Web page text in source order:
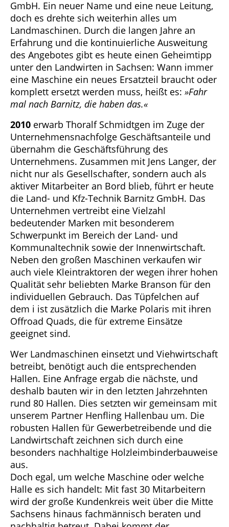
GmbH. Ein neuer Name und eine neue Leitung,
doch es drehte sich weiterhin alles um
Landmaschinen. Durch die langen Jahre an
Erfahrung und die kontinuierliche Ausweitung
des Angebotes gibt es heute einen Geheimtipp
unter den Landwirten in Sachsen: Wann immer
eine Maschine ein neues Ersatzteil braucht oder
komplett ersetzt werden muss, heißt es: »Fahr
mal nach Barnitz, die haben das.«
2010 erwarb Thoralf Schmidtgen im Zuge der
Unternehmensnachfolge Geschäftsanteile und
übernahm die Geschäftsführung des
Unternehmens. Zusammen mit Jens Langer, der
nicht nur als Gesellschafter, sondern auch als
aktiver Mitarbeiter an Bord blieb, führt er heute
die Land- und Kfz-Technik Barnitz GmbH. Das
Unternehmen vertreibt eine Vielzahl
bedeutender Marken mit besonderem
Schwerpunkt im Bereich der Land- und
Kommunaltechnik sowie der Innenwirtschaft.
Neben den großen Maschinen verkaufen wir
auch viele Kleintraktoren der wegen ihrer hohen
Qualität sehr beliebten Marke Branson für den
individuellen Gebrauch. Das Tüpfelchen auf
dem i ist zusätzlich die Marke Polaris mit ihren
Offroad Quads, die für extreme Einsätze
geeignet sind.
Wer Landmaschinen einsetzt und Viehwirtschaft
betreibt, benötigt auch die entsprechenden
Hallen. Eine Anfrage ergab die nächste, und
deshalb bauten wir in den letzten Jahrzehnten
rund 80 Hallen. Dies setzten wir gemeinsam mit
unserem Partner Henfling Hallenbau um. Die
robusten Hallen für Gewerbetreibende und die
Landwirtschaft zeichnen sich durch eine
besonders nachhaltige Holzleimbinderbauweise
aus.
Doch egal, um welche Maschine oder welche
Halle es sich handelt: Mit fast 30 Mitarbeitern
wird der große Kundenkreis weit über die Mitte
Sachsens hinaus fachmännisch beraten und